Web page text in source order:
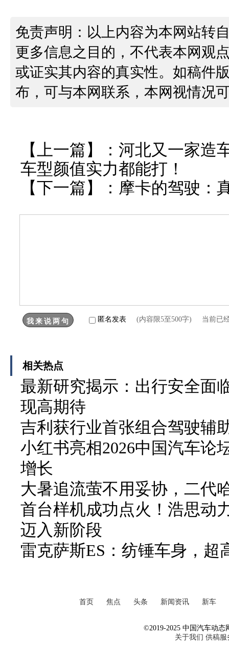
免责声明：以上内容为本网站转
更多信息之目的，不代表本网观
或证实其内容的真实性。如稿件
布，可与本网联系，本网视情况
【上一篇】： 河北又一家造
车型颜值实力都能打！
【下一篇】： 摩卡的驾驶：
匿名发表 (内容限5至500字) 当前已
相关热点
最新研究揭示：出行安全面
现高期待
吉利获行业首张组合驾驶辅
小红书亮相2026中国汽车论
增长
大暑追流萤不用妥协，二代
首台样机成功点火！浩思动
迈入新阶段
雷克萨斯ES：纺锤车身，超
首页 焦点 头条 新闻资讯 新车
©2019-2025 中国汽车动态
关于我们 供稿服